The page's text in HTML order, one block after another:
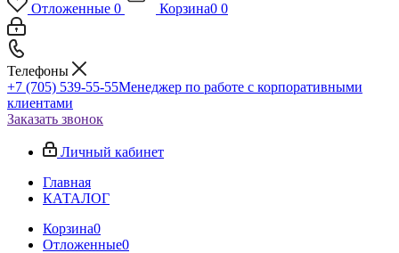
Отложенные 0 Корзина0 0
Телефоны
+7 (705) 539-55-55Менеджер по работе с корпоративными
клиентами
Заказать звонок
Личный кабинет
Главная
КАТАЛОГ
Корзина0
Отложенные0